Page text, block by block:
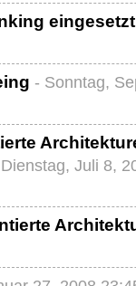
eingesetzt
- Sonntag,
Juli 8,